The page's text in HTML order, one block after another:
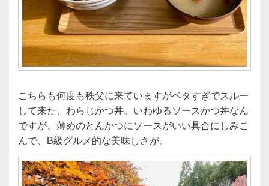
こちらも何度も秩父に来ていますがベタすぎでスルー
して来た、わらじかつ丼。いわゆるソースかつ丼なん
ですが、薄めのとんかつにソースがいい具合にしみこ
んで、B級グルメ的な美味しさが。